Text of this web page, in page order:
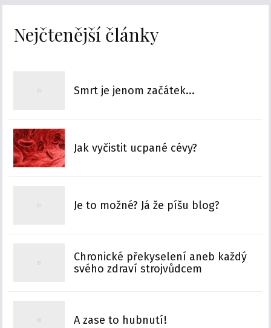
Nejčtenější články
Smrt je jenom začátek...
Jak vyčistit ucpané cévy?
Je to možné? Já že píšu blog?
Chronické překyselení aneb každý
svého zdraví strojvůdcem
A zase to hubnutí!